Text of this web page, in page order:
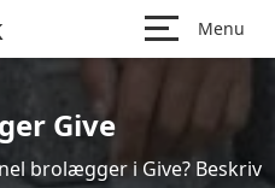
Menu
Give
brolægger i Give? Beskriv